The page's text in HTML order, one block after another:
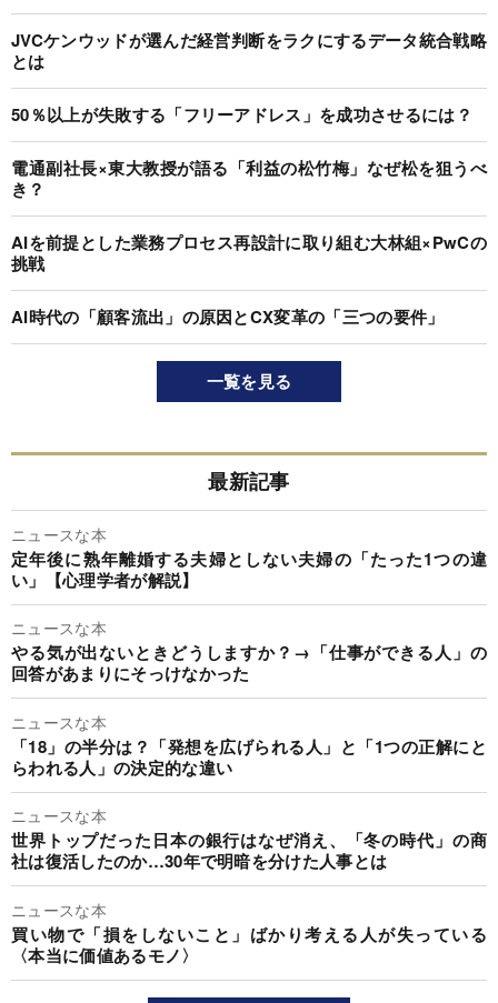
JVCケンウッドが選んだ経営判断をラクにするデータ統合戦略
とは
50％以上が失敗する「フリーアドレス」を成功させるには？
電通副社長×東大教授が語る「利益の松竹梅」なぜ松を狙うべ
き？
AIを前提とした業務プロセス再設計に取り組む大林組×PwCの
挑戦
AI時代の「顧客流出」の原因とCX変革の「三つの要件」
一覧を見る
最新記事
ニュースな本
定年後に熟年離婚する夫婦としない夫婦の「たった1つの違
い」【心理学者が解説】
ニュースな本
やる気が出ないときどうしますか？→「仕事ができる人」の
回答があまりにそっけなかった
ニュースな本
「18」の半分は？「発想を広げられる人」と「1つの正解にと
らわれる人」の決定的な違い
ニュースな本
世界トップだった日本の銀行はなぜ消え、「冬の時代」の商
社は復活したのか…30年で明暗を分けた人事とは
ニュースな本
買い物で「損をしないこと」ばかり考える人が失っている
〈本当に価値あるモノ〉